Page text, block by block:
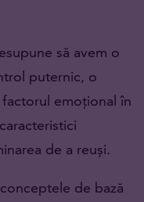
să avem o
puternic, o
emoțional în
de a reuși.
de bază